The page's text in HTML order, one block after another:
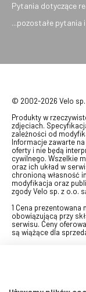
Pytania dotyczące
...pozostałe pytania
© 2002-2026 Velo
Produkty w
zdjęciach.
zależności od
Informacje zawarte
oferty i nie będą
cywilnego. Wszelkie
oraz ich układ w
chronioną własność
modyfikacja oraz
zgody Velo sp. z o.o.
1 Cena
obowiązującą przy
serwisu. Ceny
są wiążące dla
swój bon" na towary
, w
eBonu uwzględnia
klienta- zgody na